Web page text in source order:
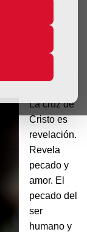
La cruz de
Cristo es
revelación.
Revela
pecado y
amor. El
pecado del
ser
humano y